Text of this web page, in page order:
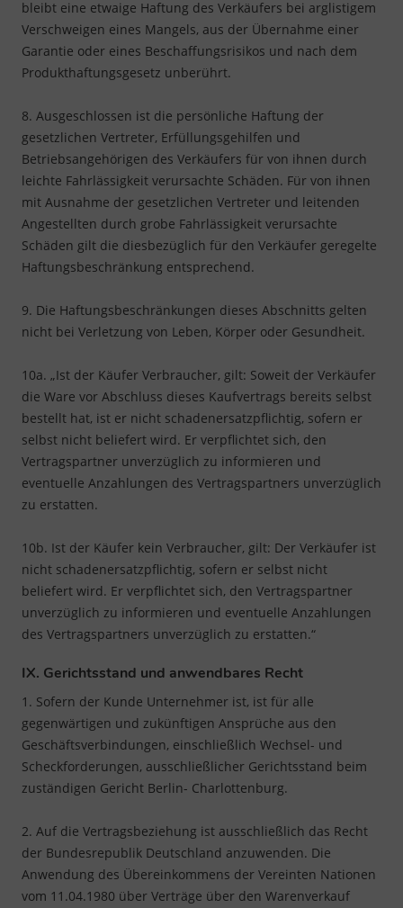
bleibt eine etwaige Haftung des Verkäufers bei arglistigem
Verschweigen eines Mangels, aus der Übernahme einer
Garantie oder eines Beschaffungsrisikos und nach dem
Produkthaftungsgesetz unberührt.
8. Ausgeschlossen ist die persönliche Haftung der
gesetzlichen Vertreter, Erfüllungsgehilfen und
Betriebsangehörigen des Verkäufers für von ihnen durch
leichte Fahrlässigkeit verursachte Schäden. Für von ihnen
mit Ausnahme der gesetzlichen Vertreter und leitenden
Angestellten durch grobe Fahrlässigkeit verursachte
Schäden gilt die diesbezüglich für den Verkäufer geregelte
Haftungsbeschränkung entsprechend.
9. Die Haftungsbeschränkungen dieses Abschnitts gelten
nicht bei Verletzung von Leben, Körper oder Gesundheit.
10a. „Ist der Käufer Verbraucher, gilt: Soweit der Verkäufer
die Ware vor Abschluss dieses Kaufvertrags bereits selbst
bestellt hat, ist er nicht schadenersatzpflichtig, sofern er
selbst nicht beliefert wird. Er verpflichtet sich, den
Vertragspartner unverzüglich zu informieren und
eventuelle Anzahlungen des Vertragspartners unverzüglich
zu erstatten.
10b. Ist der Käufer kein Verbraucher, gilt: Der Verkäufer ist
nicht schadenersatzpflichtig, sofern er selbst nicht
beliefert wird. Er verpflichtet sich, den Vertragspartner
unverzüglich zu informieren und eventuelle Anzahlungen
des Vertragspartners unverzüglich zu erstatten.“
IX. Gerichtsstand und anwendbares Recht
1. Sofern der Kunde Unternehmer ist, ist für alle
gegenwärtigen und zukünftigen Ansprüche aus den
Geschäftsverbindungen, einschließlich Wechsel- und
Scheckforderungen, ausschließlicher Gerichtsstand beim
zuständigen Gericht Berlin- Charlottenburg.
2. Auf die Vertragsbeziehung ist ausschließlich das Recht
der Bundesrepublik Deutschland anzuwenden. Die
Anwendung des Übereinkommens der Vereinten Nationen
vom 11.04.1980 über Verträge über den Warenverkauf